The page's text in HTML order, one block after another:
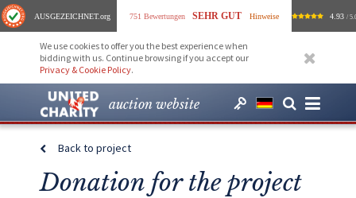
AUSGEZEICHNET.org 751 Bewertungen SEHR GUT Hinweise 4.93 /
We use cookies to offer you the best experience when
bidding with us. Continue browsing if you accept our
Privacy & Cookie Policy.
auction website
Back to project
Donation for the project